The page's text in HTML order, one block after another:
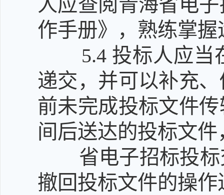
人应查阅青海省电
作手册》，熟练掌
5.4 投标人应当
递交，并可以补充
前未完成投标文件
间后送达的投标文
省电子招标投
撤回投标文件的操